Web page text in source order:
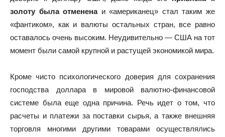
золоту была отмененаи «американец» стал таким же
«фантиком», как и валюты остальных стран, все равно
оставалось очень высоким. Неудивительно — США на тот
момент были самой крупной и растущей экономикой мира.
Кроме чисто психологического доверия для сохранения
господства доллара в мировой валютно-финансовой
системе была еще одна причина. Речь идет о том, что
расчеты и платежи за поставки сырья, а также внешняя
торговля многими другими товарами осуществлялись